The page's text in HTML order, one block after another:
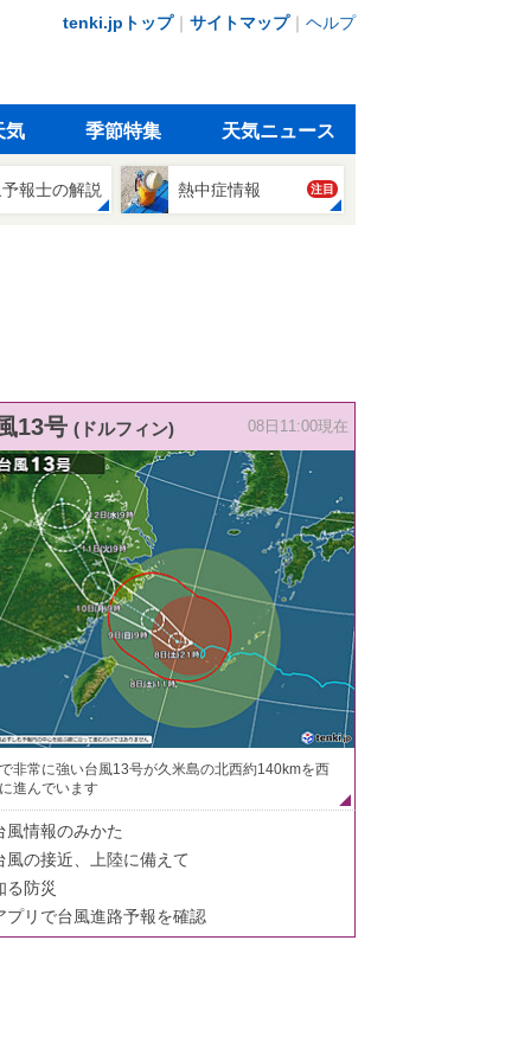
tenki.jpトップ｜ サイトマップ｜ ヘルプ
気 季節特集 天気ニュース
報士の解説 熱中症情報 注目
13号 (ドルフィン) 08日11:00現在
非常に強い台風13号が久米島の北西約140kmを西
進んでいます
風情報のみかた
風の接近、上陸に備えて
る防災
プリで台風進路予報を確認